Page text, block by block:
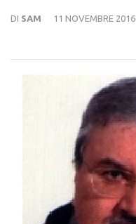
DI SAM 11 NOVEMBRE 2016